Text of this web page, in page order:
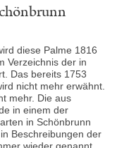
diese Palme 1816
Verzeichnis der in
Das bereits 1753
nicht mehr erwähnt.
mehr. Die aus
in einem der
in Schönbrunn
Beschreibungen der
wieder genannt.